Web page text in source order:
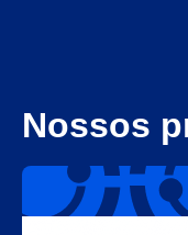
Nossos